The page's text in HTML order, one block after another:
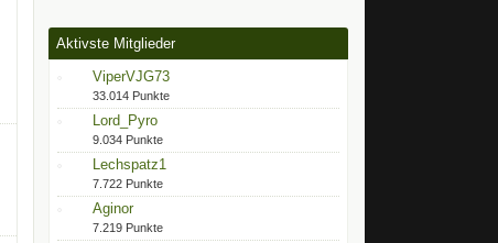
Aktivste Mitglieder
ViperVJG73
33.014 Punkte
Lord_Pyro
9.034 Punkte
Lechspatz1
7.722 Punkte
Aginor
7.219 Punkte